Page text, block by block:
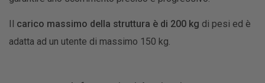
Il carico massimo della struttura è di 200 kg di pesi ed è
adatta ad un utente di massimo 150 kg.